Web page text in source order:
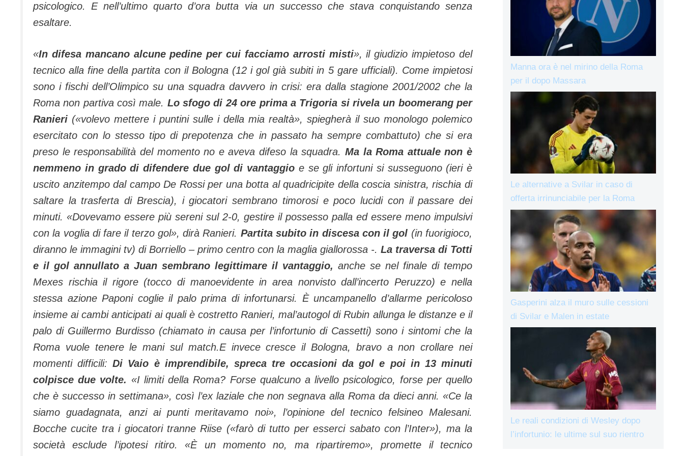
psicologico. E nell’ultimo quarto d’ora butta via un successo che stava conquistando senza
esaltare.
«In difesa mancano alcune pedine per cui facciamo arrosti misti», il giudizio impietoso del
tecnico alla fine della partita con il Bologna (12 i gol già subiti in 5 gare ufficiali). Come impietosi
sono i fischi dell’Olimpico su una squadra davvero in crisi: era dalla stagione 2001/2002 che la
Roma non partiva così male. Lo sfogo di 24 ore prima a Trigoria si rivela un boomerang per
Ranieri («volevo mettere i puntini sulle i della mia realtà», spiegherà il suo monologo polemico
esercitato con lo stesso tipo di prepotenza che in passato ha sempre combattuto) che si era
preso le responsabilità del momento no e aveva difeso la squadra. Ma la Roma attuale non è
nemmeno in grado di difendere due gol di vantaggio e se gli infortuni si susseguono (ieri è
uscito anzitempo dal campo De Rossi per una botta al quadricipite della coscia sinistra, rischia di
saltare la trasferta di Brescia), i giocatori sembrano timorosi e poco lucidi con il passare dei
minuti. «Dovevamo essere più sereni sul 2-0, gestire il possesso palla ed essere meno impulsivi
con la voglia di fare il terzo gol», dirà Ranieri. Partita subito in discesa con il gol (in fuorigioco,
diranno le immagini tv) di Borriello – primo centro con la maglia giallorossa -. La traversa di Totti
e il gol annullato a Juan sembrano legittimare il vantaggio, anche se nel finale di tempo
Mexes rischia il rigore (tocco di manoevidente in area nonvisto dall’incerto Peruzzo) e nella
stessa azione Paponi coglie il palo prima di infortunarsi. È uncampanello d’allarme pericoloso
insieme ai cambi anticipati ai quali è costretto Ranieri, mal’autogol di Rubin allunga le distanze e il
palo di Guillermo Burdisso (chiamato in causa per l’infortunio di Cassetti) sono i sintomi che la
Roma vuole tenere le mani sul match.E invece cresce il Bologna, bravo a non crollare nei
momenti difficili:Di Vaio è imprendibile, spreca tre occasioni da gol e poi in 13 minuti
colpisce due volte. «I limiti della Roma? Forse qualcuno a livello psicologico, forse per quello
che è successo in settimana», così l’ex laziale che non segnava alla Roma da dieci anni. «Ce la
siamo guadagnata, anzi ai punti meritavamo noi», l’opinione del tecnico felsineo Malesani.
Bocche cucite tra i giocatori tranne Riise («farò di tutto per esserci sabato con l’Inter»), ma la
società esclude l’ipotesi ritiro. «È un momento no, ma ripartiremo», promette il tecnico
Manna ora è nel mirino della Roma
per il dopo Massara
Le alternative a Svilar in caso di
offerta irrinunciabile per la Roma
Gasperini alza il muro sulle cessioni
di Svilar e Malen in estate
Le reali condizioni di Wesley dopo
l’infortunio: le ultime sul suo rientro